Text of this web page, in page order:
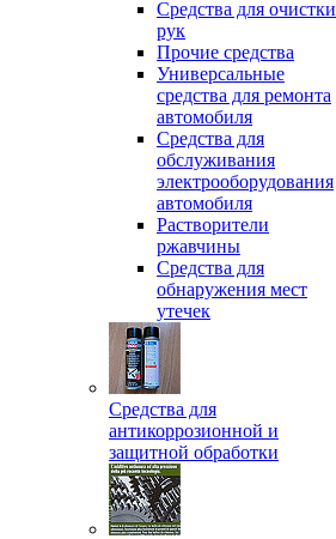
Средства для очистки
рук
Прочие средства
Универсальные
средства для ремонта
автомобиля
Средства для
обслуживания
электрооборудования
автомобиля
Растворители
ржавчины
Средства для
обнаружения мест
утечек
Средства для
антикоррозионной и
защитной обработки